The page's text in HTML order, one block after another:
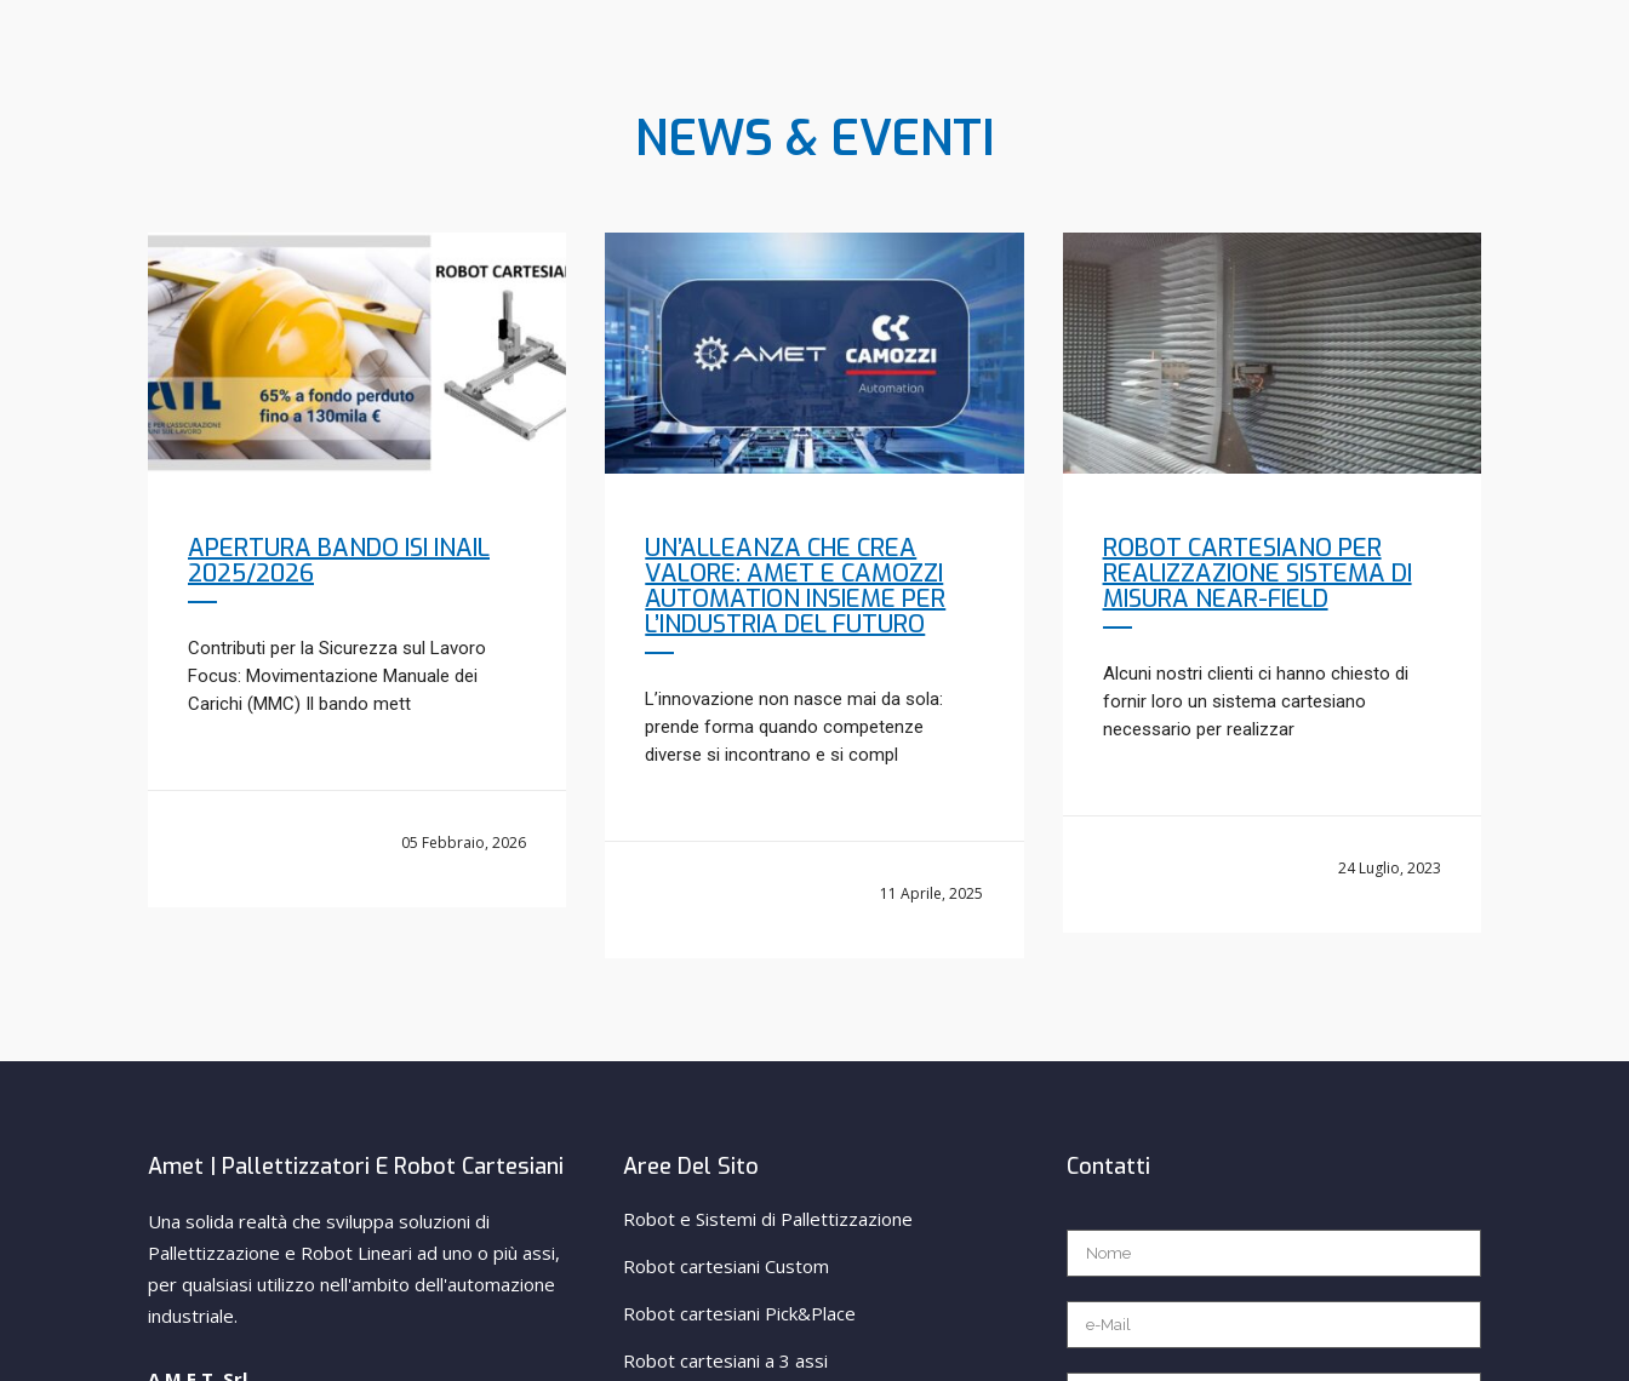
NEWS & EVENTI
APERTURA BANDO ISI INAIL
2025/2026
Contributi per la Sicurezza sul Lavoro
Focus: Movimentazione Manuale dei
Carichi (MMC) Il bando mett
05 Febbraio, 2026
UN’ALLEANZA CHE CREA
VALORE: AMET E CAMOZZI
AUTOMATION INSIEME PER
L’INDUSTRIA DEL FUTURO
L’innovazione non nasce mai da sola:
prende forma quando competenze
diverse si incontrano e si compl
11 Aprile, 2025
ROBOT CARTESIANO PER
REALIZZAZIONE SISTEMA DI
MISURA NEAR-FIELD
Alcuni nostri clienti ci hanno chiesto di
fornir loro un sistema cartesiano
necessario per realizzar
24 Luglio, 2023
Amet | Pallettizzatori E Robot Cartesiani
Una solida realtà che sviluppa soluzioni di
Pallettizzazione e Robot Lineari ad uno o più assi,
per qualsiasi utilizzo nell'ambito dell'automazione
industriale.
Aree Del Sito
Robot e Sistemi di Pallettizzazione
Robot cartesiani Custom
Robot cartesiani Pick&Place
Robot cartesiani a 3 assi
Contatti